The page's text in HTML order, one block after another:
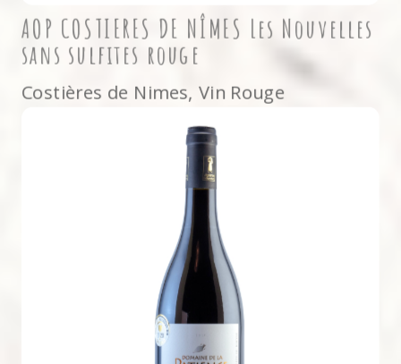
AOP COSTIERES DE NÎMES Les Nouvelles
sans sulfites rouge
Costières de Nimes, Vin Rouge